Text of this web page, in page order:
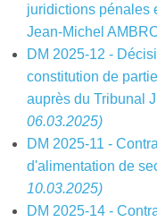
juridictions pénales
Jean-Michel
DM 2025-12 -
constitution de
auprès du Tribunal
06.03.2025)
DM 2025-11 -
d'alimentation de
10.03.2025)
DM 2025-14 -